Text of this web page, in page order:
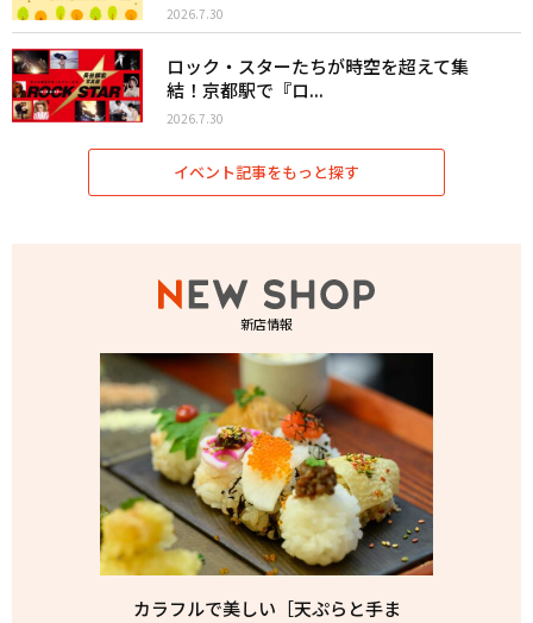
2026.7.30
ロック・スターたちが時空を超えて集
結！京都駅で『ロ...
2026.7.30
イベント記事をもっと探す
新店情報
カラフルで美しい［天ぷらと手ま